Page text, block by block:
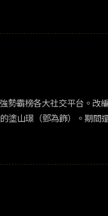
沖淡了沉重的情節，但
題，也有些年代，但是
霸榜各大社交平台。改
山璟（鄧為飾）。期間
夭找回王姬身分，為了
高期待隨之而來的
續期待。&nbsp;2. 《長
是今年年度當之無愧的爆